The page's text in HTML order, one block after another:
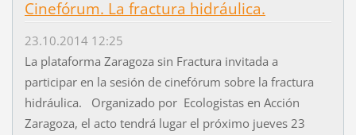
Cinefórum. La fractura hidráulica.
23.10.2014 12:25
La plataforma Zaragoza sin Fractura invitada a
participar en la sesión de cinefórum sobre la fractura
hidráulica. Organizado por Ecologistas en Acción
Zaragoza, el acto tendrá lugar el próximo jueves 23